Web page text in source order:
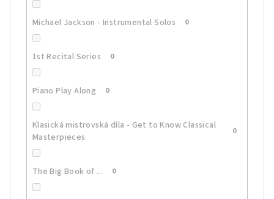
Michael Jackson - Instrumental Solos 0
1st Recital Series 0
Piano Play Along 0
Klasická mistrovská díla - Get to Know Classical
Masterpieces
0
The Big Book of ... 0